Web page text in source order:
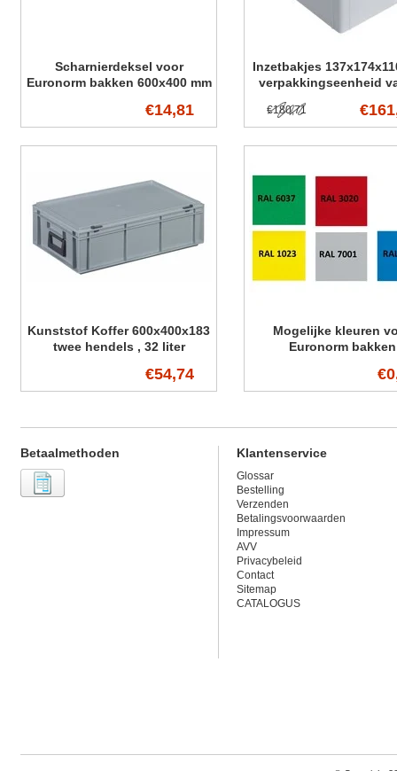
Scharnierdeksel voor
Euronorm bakken 600x400 mm
€14,81
Inzetbakjes
verpakkingseenheid
€180,71
Kunststof Koffer 600x400x183
twee hendels , 32 liter
€54,74
Mogelijke kleuren
Euronorm bakken
Betaalmethoden Klantenservice
Glossar
Bestelling
Verzenden
Betalingsvoorwaarden
Impressum
AVV
Privacybeleid
Contact
Sitemap
CATALOGUS